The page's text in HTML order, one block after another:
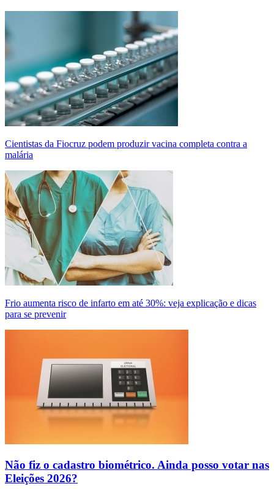
Cientistas da Fiocruz podem produzir vacina completa contra a
malária
Frio aumenta risco de infarto em até 30%: veja explicação e dicas
para se prevenir
Não fiz o cadastro biométrico. Ainda posso votar nas
Eleições 2026?